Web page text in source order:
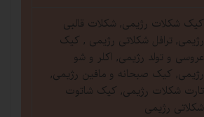
کیک شکلات رژیمی, شکلات قالبی
رژیمی, ترافل شکلاتی رژیمی , کیک
عروسی و تولد رژیمی, اکلر و شو
رژیمی, کیک صبحانه و مافین رژیمی,
تارت شکلات رژیمی, کیک شاتوت
شکلاتی رژیمی